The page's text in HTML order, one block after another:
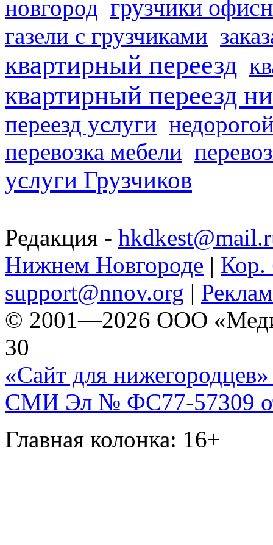
новгород грузчики
газели с грузчиками
квартирный переезд
квартирный переезд
переезд услуги
перевозка мебели
услуги Грузчиков
Редакция -
Нижнем Новгороде | Кор.
support@nnov.org |
© 2001—2026 ООО
30
«Сайт для нижегородцев»
СМИ Эл № ФС77-57309
Главная колонка: 16+